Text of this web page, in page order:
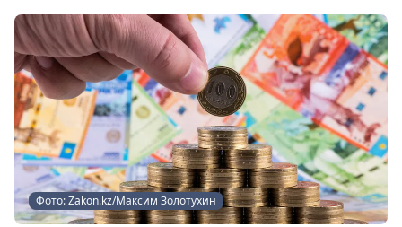
Фото: Zakon.kz/Максим Золотухин